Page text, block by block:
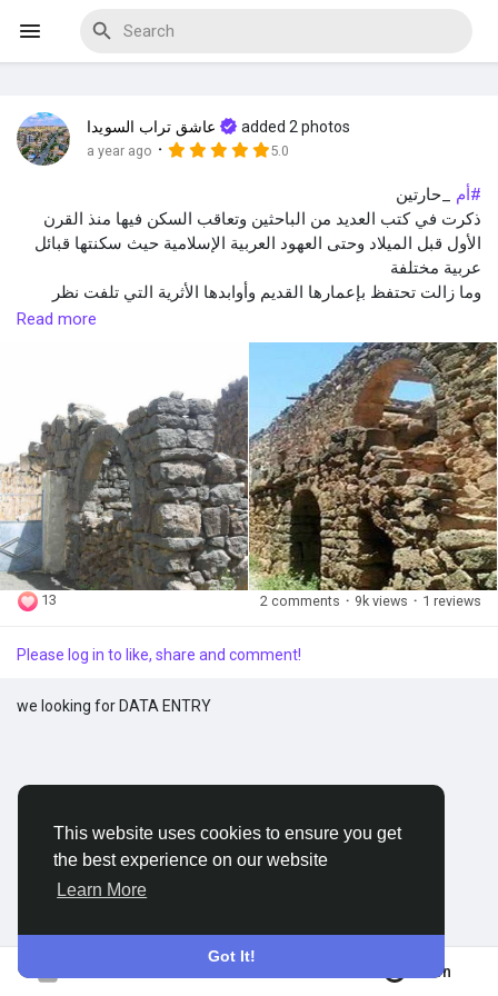
This website uses cookies to ensure you get
the best experience on our website
Learn More
Got It!
Join
Discover Events
My Events
Discover Blogs
Discover Marketplace
Discover Groups
Discover Pages
Popular Posts
عاشق تراب السويدا added 2 photos
a year ago · 5.0
#أم _حارتين
ذكرت في كتب العديد من الباحثين وتعاقب السكن فيها منذ القرن
الأول قبل الميلاد وحتى العهود العربية الإسلامية حيث سكنتها قبائل
عربية مختلفة
وما زالت تحتفظ بإعمارها القديم وأوابدها الأثرية التي تلفت نظر
تقع قرية أم حارتين فوق منطقة بازلتية على الحافة الشرقية لمنطقة
اللجاة في منتصف الطريق الواصل بين مدينتي دمشق والسويداء
والذي يمر إلى الشرق منها.
وتتوسط القرية منطقة وادي اللوا الذي كان يروي في الماضي
السهول الخصبة الممتدة شرق القرية خلال فصلي الشتاء والربيع.
أما أصل تسميتها فهو حسب الباحث في آثار المنطقة حسن حاطوم
مشتق من الحارة أي كل محلة تدانت مساكنها حيث تتألف من
مجموعة من البيوت المتلاصقة مع بعضها والمبنية من الحجارة
البازلتية وتحمل القرية هذه التسمية حديثة العهد منذ نحو قرن ونصف
القرن تقريبا عندما قام سكانها الحاليون بإعادة عمرانها حيث
منها لذلك أطلق عليها أم حارتين.
Read more
13 2 comments · 9k views · 1 reviews
Please log in to like, share and comment!
we looking for DATA ENTRY